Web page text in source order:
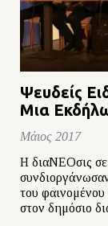
Ψευδείς
Μια
Μάιος 2017
Η διαΝΕΟσις σε
του
στον δημόσιο